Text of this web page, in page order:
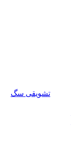
تشویقی سگ